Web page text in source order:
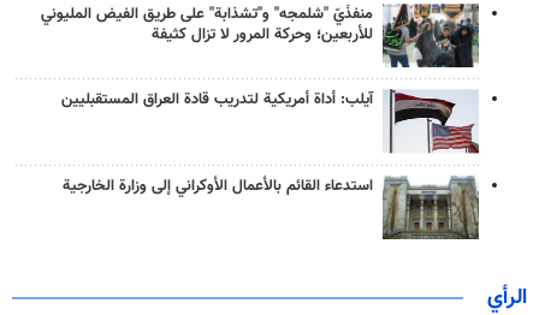
منفذَيّ "شلمجه" و"تشذابة" على طريق الفيض المليوني
للأربعين؛ وحركة المرور لا تزال كثيفة
آيلب: أداة أمريكية لتدريب قادة العراق المستقبليين
استدعاء القائم بالأعمال الأوكراني إلى وزارة الخارجية
الرأي